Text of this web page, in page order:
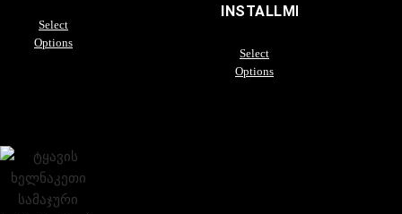
Select
Options
INSTALLMENTS
Select
Options